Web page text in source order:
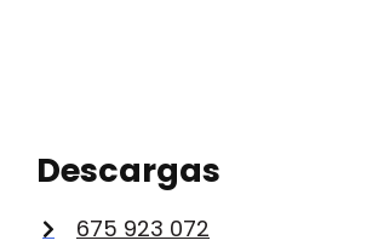
Descargas
675 923 072